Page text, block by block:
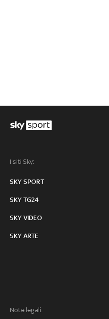
I siti Sky:
SKY SPORT
SKY TG24
SKY VIDEO
SKY ARTE
Note legali: